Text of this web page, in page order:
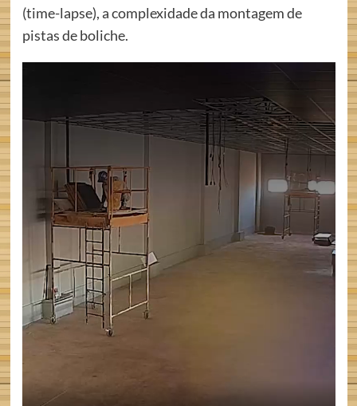
(time-lapse), a complexidade da montagem de
pistas de boliche.